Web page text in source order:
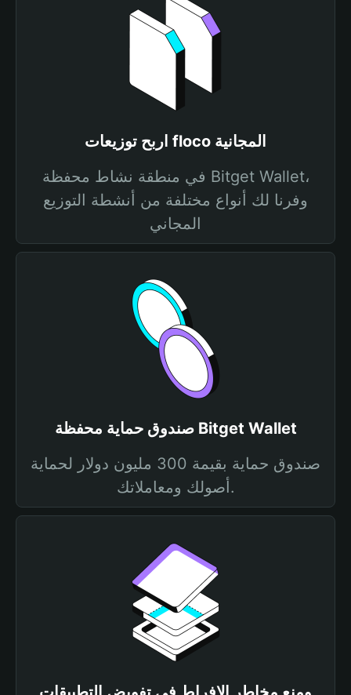
اربح توزيعات floco المجانية
في منطقة نشاط محفظة Bitget Wallet،
وفرنا لك أنواع مختلفة من أنشطة التوزيع
المجاني
صندوق حماية محفظة Bitget Wallet
صندوق حماية بقيمة 300 مليون دولار لحماية
أصولك ومعاملاتك.